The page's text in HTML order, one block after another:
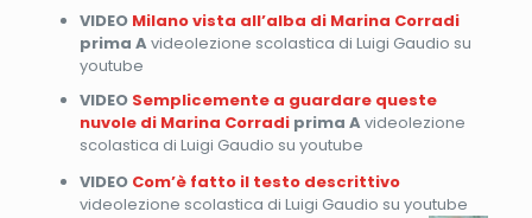
VIDEO Milano vista all’alba di Marina Corradi
prima Avideolezione scolastica di Luigi Gaudio su
youtube
VIDEO Semplicemente a guardare queste
nuvole di Marina Corradiprima Avideolezione
scolastica di Luigi Gaudio su youtube
VIDEO Com’è fatto il testo descrittivo
videolezione scolastica di Luigi Gaudio su youtube